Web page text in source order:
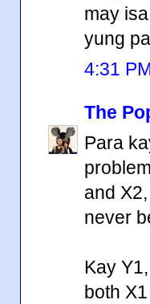
may
yung
4:31
The
Para
and
never
Kay
both